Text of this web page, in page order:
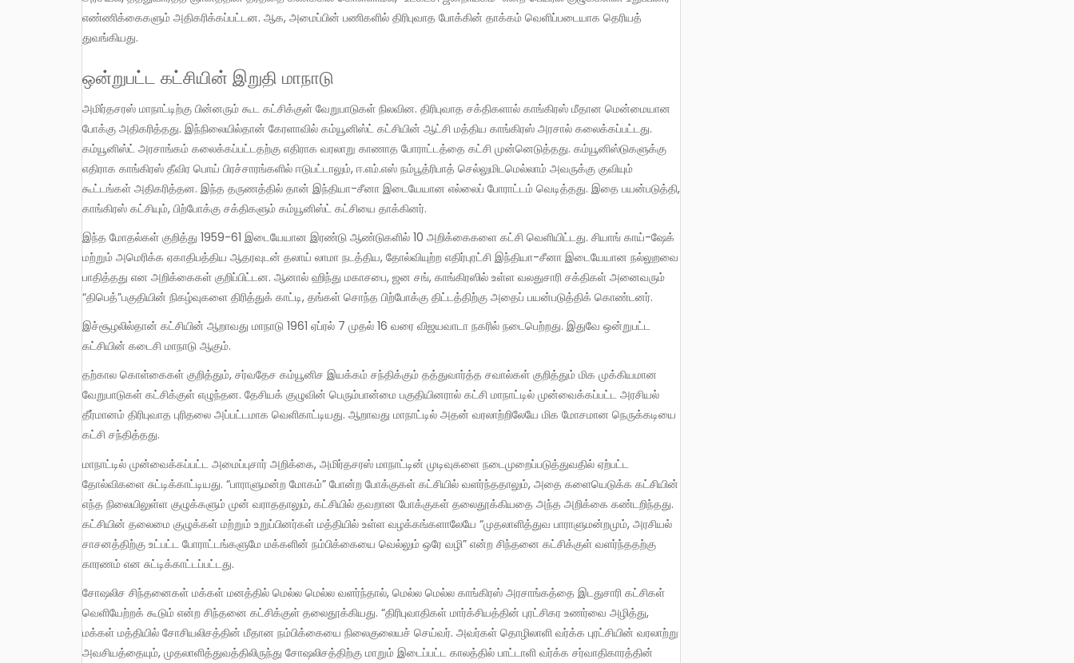
எண்ணிக்கைகளும் அதிகரிக்கப்பட்டன. ஆக, அமைப்பின் பணிகளில் திரிபுவாத போக்கின் தாக்கம் வெளிப்படையாக தெரியத்
துவங்கியது.
ஒன்றுபட்ட கட்சியின் இறுதி மாநாடு
அமிர்தசரஸ் மாநாட்டிற்கு பின்னரும் கூட கட்சிக்குள் வேறுபாடுகள் நிலவின. திரிபுவாத சக்திகளால் காங்கிரஸ் மீதான மென்மையான
போக்கு அதிகரித்தது. இந்நிலையில்தான் கேரளாவில் கம்யூனிஸ்ட் கட்சியின் ஆட்சி மத்திய காங்கிரஸ் அரசால் கலைக்கப்பட்டது.
கம்யூனிஸ்ட் அரசாங்கம் கலைக்கப்பட்டதற்கு எதிராக வரலாறு காணாத போராட்டத்தை கட்சி முன்னெடுத்தது. கம்யூனிஸ்டுகளுக்கு
எதிராக காங்கிரஸ் தீவிர பொய் பிரச்சாரங்களில் ஈடுபட்டாலும், ஈ.எம்.எஸ் நம்பூத்ரிபாத் செல்லுமிடமெல்லாம் அவருக்கு குவியும்
கூட்டங்கள் அதிகரித்தன. இந்த தருணத்தில் தான் இந்தியா-சீனா இடையேயான எல்லைப் போராட்டம் வெடித்தது. இதை பயன்படுத்தி,
காங்கிரஸ் கட்சியும், பிற்போக்கு சக்திகளும் கம்யூனிஸ்ட் கட்சியை தாக்கினர்.
இந்த மோதல்கள் குறித்து 1959-61 இடையேயான இரண்டு ஆண்டுகளில் 10 அறிக்கைகளை கட்சி வெளியிட்டது. சியாங் காய்-ஷேக்
மற்றும் அமெரிக்க ஏகாதிபத்திய ஆதரவுடன் தலாய் லாமா நடத்திய, தோல்வியுற்ற எதிர்புரட்சி இந்தியா-சீனா இடையேயான நல்லுறவை
பாதித்தது என அறிக்கைகள் குறிப்பிட்டன. ஆனால் ஹிந்து மகாசபை, ஜன சங், காங்கிரஸில் உள்ள வலதுசாரி சக்திகள் அனைவரும்
“திபெத்”பகுதியின் நிகழ்வுகளை திரித்துக் காட்டி, தங்கள் சொந்த பிற்போக்கு திட்டத்திற்கு அதைப் பயன்படுத்திக் கொண்டனர்.
இச்சூழலில்தான் கட்சியின் ஆறாவது மாநாடு 1961 ஏப்ரல் 7 முதல் 16 வரை விஜயவாடா நகரில் நடைபெற்றது. இதுவே ஒன்றுபட்ட
கட்சியின் கடைசி மாநாடு ஆகும்.
தற்கால கொள்கைகள் குறித்தும், சர்வதேச கம்யூனிச இயக்கம் சந்திக்கும் தத்துவார்த்த சவால்கள் குறித்தும் மிக முக்கியமான
வேறுபாடுகள் கட்சிக்குள் எழுந்தன. தேசியக் குழுவின் பெரும்பான்மை பகுதியினரால் கட்சி மாநாட்டில் முன்வைக்கப்பட்ட அரசியல்
தீர்மானம் திரிபுவாத புரிதலை அப்பட்டமாக வெளிகாட்டியது. ஆறாவது மாநாட்டில் அதன் வரலாற்றிலேயே மிக மோசமான நெருக்கடியை
கட்சி சந்தித்தது.
மாநாட்டில் முன்வைக்கப்பட்ட அமைப்புசார் அறிக்கை, அமிர்தசரஸ் மாநாட்டின் முடிவுகளை நடைமுறைப்படுத்துவதில் ஏற்பட்ட
தோல்விகளை சுட்டிக்காட்டியது. “பாராளுமன்ற மோகம்” போன்ற போக்குகள் கட்சியில் வளர்ந்ததாலும், அதை களையெடுக்க கட்சியின்
எந்த நிலையிலுள்ள குழுக்களும் முன் வராததாலும், கட்சியில் தவறான போக்குகள் தலைதூக்கியதை அந்த அறிக்கை கண்டறிந்தது.
கட்சியின் தலைமை குழுக்கள் மற்றும் உறுப்பினர்கள் மத்தியில் உள்ள வழக்கங்களாலேயே “முதலாளித்துவ பாராளுமன்றமும், அரசியல்
சாசனத்திற்கு உட்பட்ட போராட்டங்களுமே மக்களின் நம்பிக்கையை வெல்லும் ஒரே வழி” என்ற சிந்தனை கட்சிக்குள் வளர்ந்ததற்கு
காரணம் என சுட்டிக்காட்டப்பட்டது.
சோஷலிச சிந்தனைகள் மக்கள் மனத்தில் மெல்ல மெல்ல வளர்ந்தால், மெல்ல மெல்ல காங்கிரஸ் அரசாங்கத்தை இடதுசாரி கட்சிகள்
வெளியேற்றக் கூடும் என்ற சிந்தனை கட்சிக்குள் தலைதூக்கியது. “திரிபுவாதிகள் மார்க்சியத்தின் புரட்சிகர உணர்வை அழித்து,
மக்கள் மத்தியில் சோசியலிசத்தின் மீதான நம்பிக்கையை நிலைகுலையச் செய்வர். அவர்கள் தொழிலாளி வர்க்க புரட்சியின் வரலாற்று
அவசியத்தையும், முதலாளித்துவத்திலிருந்து சோஷலிசத்திற்கு மாறும் இடைப்பட்ட காலத்தில் பாட்டாளி வர்க்க சர்வாதிகாரத்தின்